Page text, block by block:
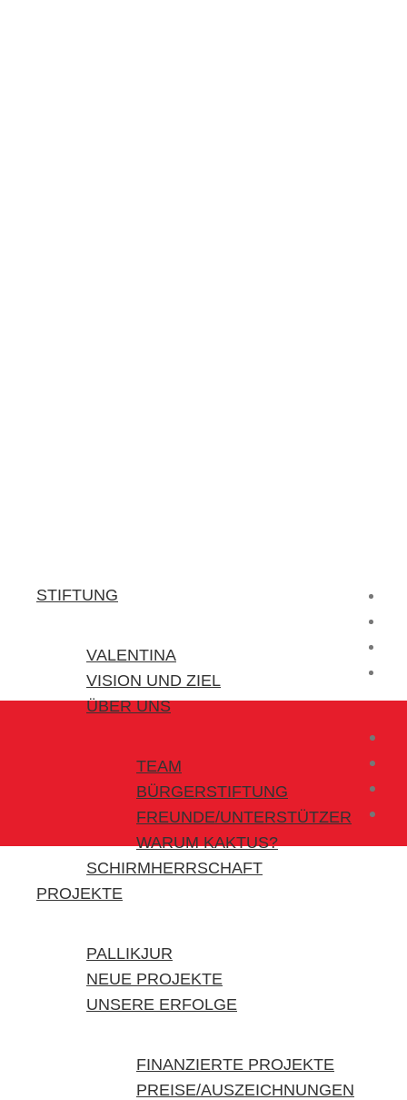
STIFTUNG
VALENTINA
VISION UND ZIEL
ÜBER UNS
TEAM
BÜRGERSTIFTUNG
FREUNDE/UNTERSTÜTZER
WARUM KAKTUS?
SCHIRMHERRSCHAFT
PROJEKTE
PALLIKJUR
NEUE PROJEKTE
UNSERE ERFOLGE
FINANZIERTE PROJEKTE
PREISE/AUSZEICHNUNGEN